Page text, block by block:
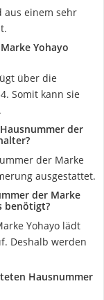
aus einem sehr
Yohayo
über die
Somit kann sie
der
der Marke
ausgestattet.
der Marke
benötigt?
Yohayo lädt
Deshalb werden
Hausnummer